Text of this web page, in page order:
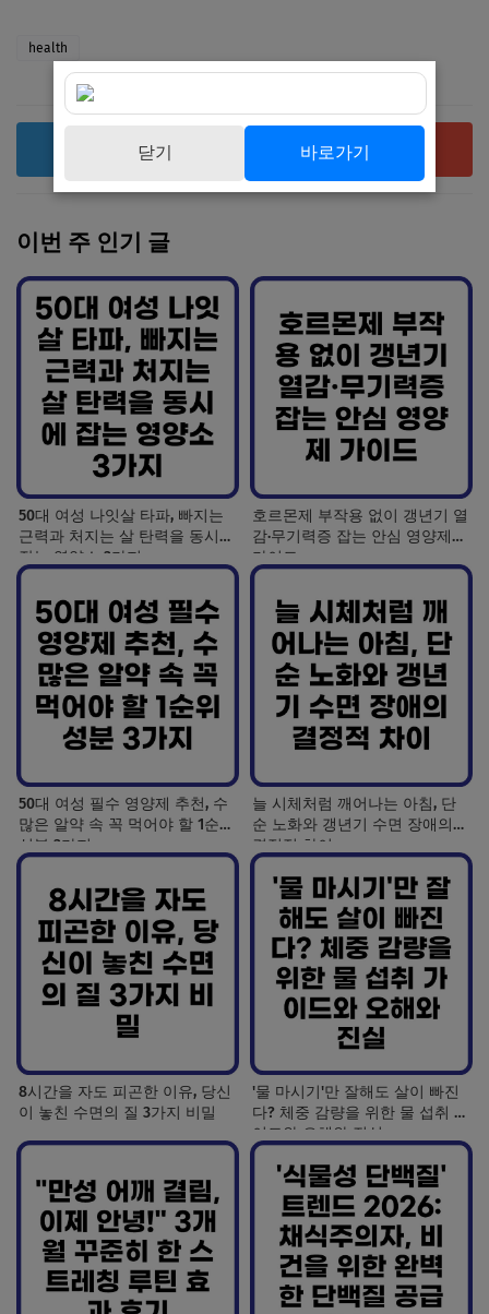
health
복사 공유
이번 주 인기 글
50대 여성 나잇살 타파, 빠지는
근력과 처지는 살 탄력을 동시에
잡는 영양소 3가지
호르몬제 부작용 없이 갱년기 열
감·무기력증 잡는 안심 영양제
가이드
50대 여성 필수 영양제 추천, 수
많은 알약 속 꼭 먹어야 할 1순위
성분 3가지
늘 시체처럼 깨어나는 아침, 단
순 노화와 갱년기 수면 장애의
결정적 차이
8시간을 자도 피곤한 이유, 당신
이 놓친 수면의 질 3가지 비밀
'물 마시기'만 잘해도 살이 빠진
다? 체중 감량을 위한 물 섭취 가
이드와 오해와 진실
닫기 바로가기